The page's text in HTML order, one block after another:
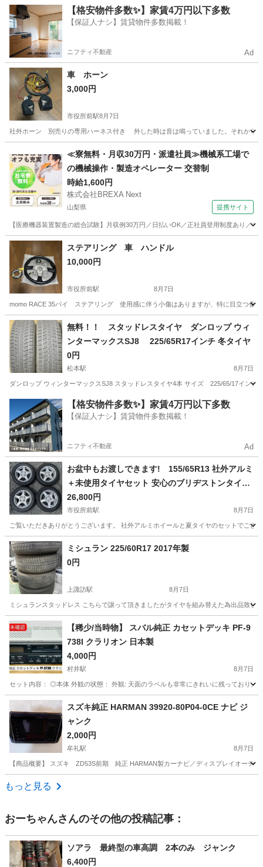
長野 長野市 稲荷山駅 その他
【格安物件多数✨】家賃4万円以下多数
【保証人ナシ】賃貸物件多数掲載！
ニフティ不動産 Ad
車 ホーン
3,000円
市役所前駅8月7日
社外ホーン 別売りの専用ハーネス付き 外した時は音は鳴っていました。それから
市役所前駅 その他
≪寮無料・月収30万円・派遣社員≫機械系工場で
の機械操作・製造オペレーター 交替制
時給1,600円
株式会社BREXA Next
山梨県 提携サイト
【医療機器装置製造の総合試験】月収例30万円／日払いOK／正社員登用制度あり
山梨 その他
ステアリング 車 ハンドル
10,000円
市役所前駅 8月7日
momo RACE 35パイ ステアリング 使用感に伴う小傷はありますが、特に目立つ
長野 長野市 市役所前駅 内装、インテリア
無料！！ スタッドレスタイヤ ダンロップ ウィ
ンターマックスSJ8 225/65R17インチ 冬タイヤ
0円
松本駅 8月7日
ダンロップ ウィンターマックスSJ8 スタッドレスタイヤ4本 サイズ 225/65/17イン
松本市 松本駅 タイヤ、ホイール
【格安物件多数✨】家賃4万円以下多数
【保証人ナシ】賃貸物件多数掲載！
ニフティ不動産 Ad
お盆中もお渡しできます! 155/65R13 社外アルミ
＋未使用タイヤセット 安心のブリヂストンタイヤ
付 NEWNO 未使用ラベル付 ワゴンR MRワゴン パ
レット等に！
26,800円
市役所前駅 8月7日
ご覧いただきありがとうございます。 社外アルミホイールと夏タイヤのセットでご
長野 長野市 市役所前駅 タイヤ
ミシュラン 225/60R17 2017年製
0円
上諏訪駅 8月7日
ミシュランスタッドレス こちらで譲って頂きましたがタイヤを組み替えた為出品致
長野 諏訪市 上諏訪駅 タイヤ、ホイール ミシュラン
【稀少/当時物】 スバル純正 カセットデッキ PF-9
738I クラリオン 日本製
4,000円
村井駅 8月7日
セット内容： ◎本体 外観の状態： 外観: 天面のラベルも非常にきれいに残っており、
長野 松本市 村井駅
スズキ純正 HARMAN 39920-80P04-0CE ナビ ジ
ャンク
2,000円
牟礼駅 8月7日
【商品概要】 スズキ ZD53S前期 純正 HARMAN製カーナビ／ディスプレイオーデ
長野 上水内郡
もっと見る
おーちゃんさんのその他の投稿記事：
ソアラ 最終型の車高調 2本のみ ジャンク
6,400円